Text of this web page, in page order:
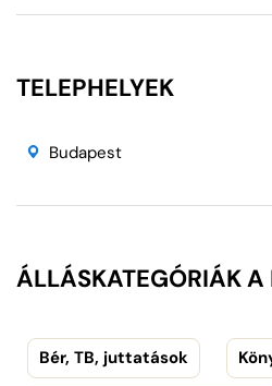
TELEPHELYEK
Budapest
ÁLLÁSKATEGÓRIÁK
Bér, TB, juttatások